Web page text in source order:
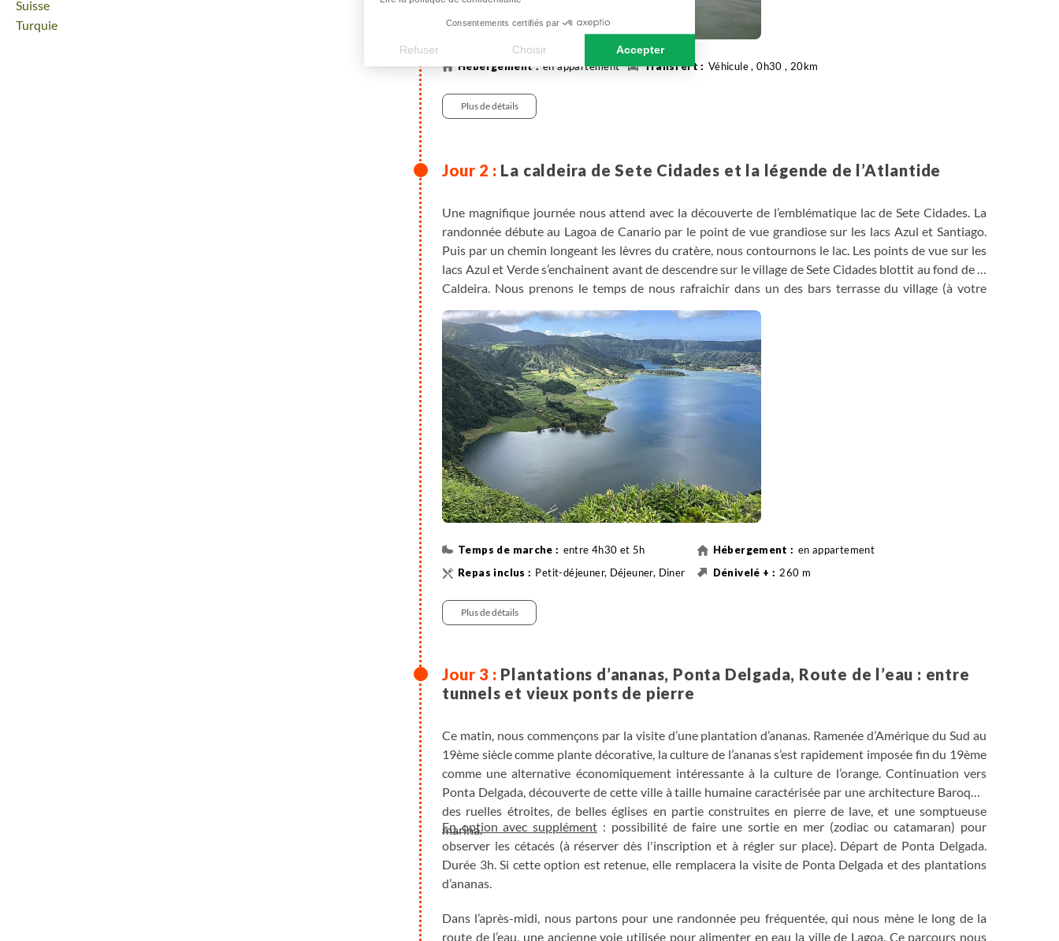
Consentements certifiés par
Refuser Choisir Accepter
Axeptio consent
Plateforme de Gestion du Consentement : Personnalisez vos Options
Notre plateforme vous permet d'adapter et de gérer vos paramètres de confidentialité, en garantissant la conformité avec
Voyage
Suisse
Voyage
Turquie
en appartement Véhicule , 0h30 , 20km
Plus de détails
La caldeira de Sete Cidades et la légende de l’Atlantide
Une magnifique journée nous attend avec la découverte de l’emblématique lac de Sete Cidades. La
randonnée débute au Lagoa de Canario par le point de vue grandiose sur les lacs Azul et Santiago.
Puis par un chemin longeant les lèvres du cratère, nous contournons le lac. Les points de vue sur les
lacs Azul et Verde s’enchainent avant de descendre sur le village de Sete Cidades blottit au fond de la
Caldeira. Nous prenons le temps de nous rafraichir dans un des bars terrasse du village (à votre
charge) avant de repartir par un pont aux 7 arches représentant symboliquement les 7 villes du
continent perdu : l’Atlantide, qui serait enfoui sous ces deux lacs. Retour à notre hébergement.
entre 4h30 et 5h
en appartement
Petit-déjeuner, Déjeuner, Diner
260 m
Plus de détails
Plantations d’ananas, Ponta Delgada, Route de l’eau : entre
tunnels et vieux ponts de pierre
Ce matin, nous commençons par la visite d’une plantation d’ananas. Ramenée d’Amérique du Sud au
19ème siècle comme plante décorative, la culture de l’ananas s’est rapidement imposée fin du 19ème
comme une alternative économiquement intéressante à la culture de l’orange. Continuation vers
Ponta Delgada, découverte de cette ville à taille humaine caractérisée par une architecture Baroque,
des ruelles étroites, de belles églises en partie construites en pierre de lave, et une somptueuse
marina.
En option avec supplément : possibilité de faire une sortie en mer (zodiac ou catamaran) pour
observer les cétacés (à réserver dès l'inscription et à régler sur place). Départ de Ponta Delgada.
Durée 3h. Si cette option est retenue, elle remplacera la visite de Ponta Delgada et des plantations
d’ananas.
Dans l’après-midi, nous partons pour une randonnée peu fréquentée, qui nous mène le long de la
route de l’eau, une ancienne voie utilisée pour alimenter en eau la ville de Lagoa. Ce parcours nous